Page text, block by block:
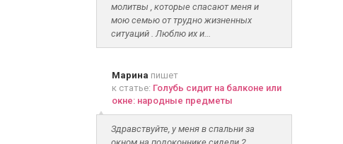
молитвы , которые спасают меня и
мою семью от трудно жизненных
ситуаций . Люблю их и...
Марина пишет
к статье: Голубь сидит на балконе или
окне: народные предметы
Здравствуйте, у меня в спальни за